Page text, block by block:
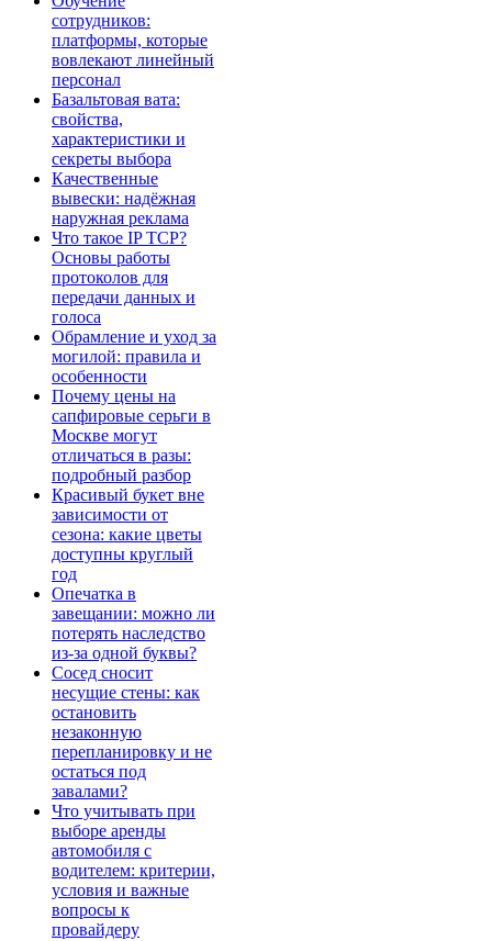
сотрудников:
платформы, которые
вовлекают линейный
персонал
Базальтовая вата:
свойства,
характеристики и
секреты выбора
Качественные
вывески: надёжная
наружная реклама
Что такое IP TCP?
Основы работы
протоколов для
передачи данных и
голоса
Обрамление и уход за
могилой: правила и
особенности
Почему цены на
сапфировые серьги в
Москве могут
отличаться в разы:
подробный разбор
Красивый букет вне
зависимости от
сезона: какие цветы
доступны круглый
год
Опечатка в
завещании: можно ли
потерять наследство
из-за одной буквы?
Сосед сносит
несущие стены: как
остановить
незаконную
перепланировку и не
остаться под
завалами?
Что учитывать при
выборе аренды
автомобиля с
водителем: критерии,
условия и важные
вопросы к
провайдеру